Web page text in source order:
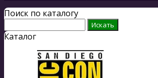
Поиск по каталогу
Каталог